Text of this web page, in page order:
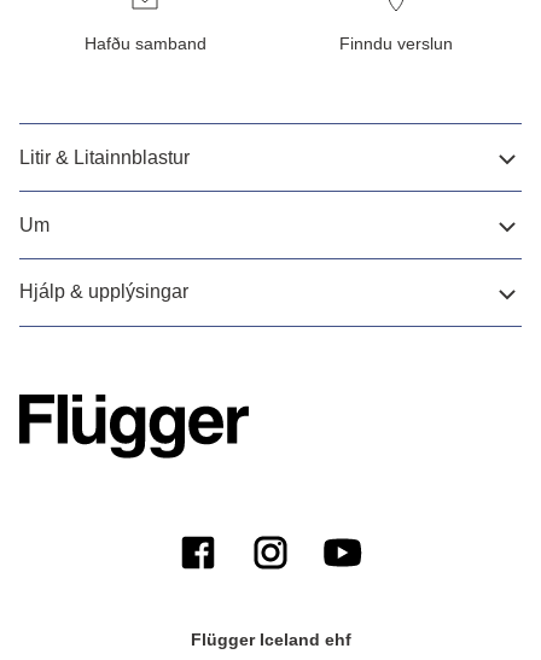
Hafðu samband Finndu verslun
Litir & Litainnblastur
Um
Hjálp & upplýsingar
Flügger Iceland ehf